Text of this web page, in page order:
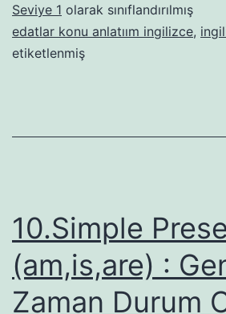
Seviye 1 olarak sınıflandırılmış
edatlar konu anlatıım ingilizce,
etiketlenmiş
10.Simple
(am,is,are) :
Zaman Durum